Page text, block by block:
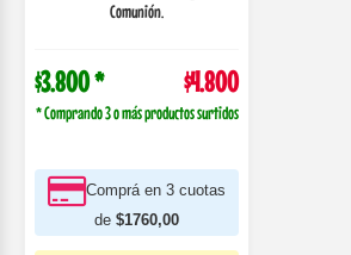
Comunión.
$3.800 * $4.800
* Comprando 3 o más productos surtidos
Comprá en 3 cuotas
de $1760,00